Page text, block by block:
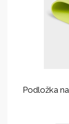
Podložka